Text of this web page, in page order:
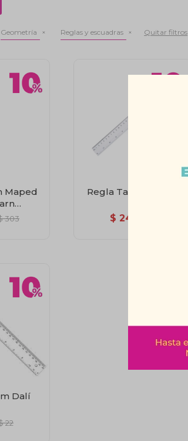
Geometría Reglas y escuadras Quitar filtros
Maped
303
Regla Tabaré 30Cm
$ 24
Dalí
22